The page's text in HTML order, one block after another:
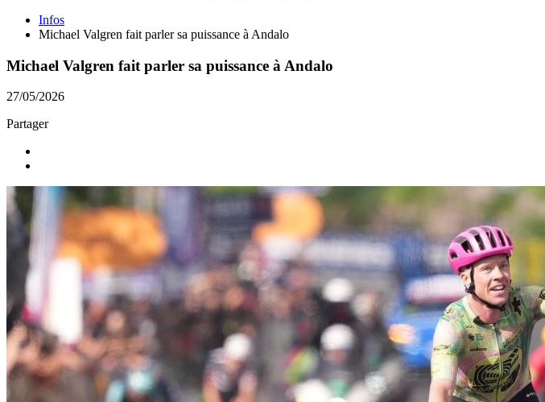
Infos
Michael Valgren fait parler sa puissance à Andalo
Michael Valgren fait parler sa puissance à Andalo
27/05/2026
Partager